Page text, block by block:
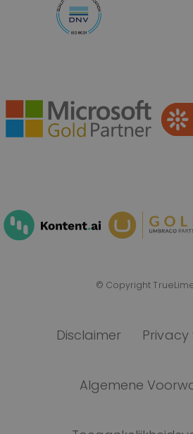
© Copyright
Disclaimer
Algemene